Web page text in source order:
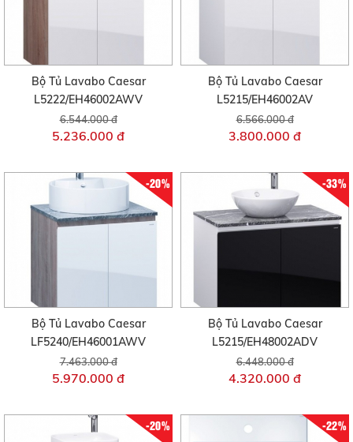
Bộ Tủ Lavabo Caesar
L5222/EH46002AWV
6.544.000 đ
5.236.000 đ
Bộ Tủ Lavabo Caesar
L5215/EH46002AV
6.566.000 đ
3.800.000 đ
-20%
Bộ Tủ Lavabo Caesar
LF5240/EH46001AWV
7.463.000 đ
5.970.000 đ
-33%
Bộ Tủ Lavabo Caesar
L5215/EH48002ADV
6.448.000 đ
4.320.000 đ
-20% -22%